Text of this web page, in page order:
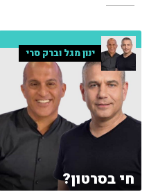
ינון מגל וברק סרי
חי בסרטון?